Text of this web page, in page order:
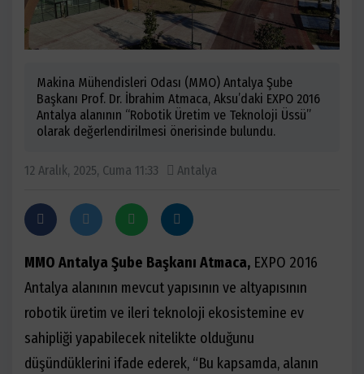
Makina Mühendisleri Odası (MMO) Antalya Şube
Başkanı Prof. Dr. İbrahim Atmaca, Aksu’daki EXPO 2016
Antalya alanının “Robotik Üretim ve Teknoloji Üssü”
olarak değerlendirilmesi önerisinde bulundu.
12 Aralık, 2025, Cuma 11:33 Antalya
MMO Antalya Şube Başkanı Atmaca, EXPO 2016
Antalya alanının mevcut yapısının ve altyapısının
robotik üretim ve ileri teknoloji ekosistemine ev
sahipliği yapabilecek nitelikte olduğunu
düşündüklerini ifade ederek, “Bu kapsamda, alanın